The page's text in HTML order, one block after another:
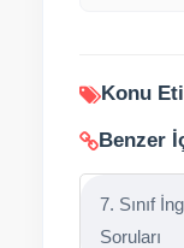
Konu
Benzer
7. Sınıf
Soruları